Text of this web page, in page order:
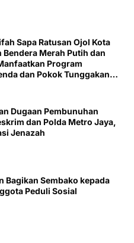
Sapa Ratusan Ojol Kota
Bendera Merah Putih dan
Program
dan Pokok Tunggakan
Dugaan Pembunuhan
dan Polda Metro Jaya,
Jenazah
Bagikan Sembako kepada
Peduli Sosial